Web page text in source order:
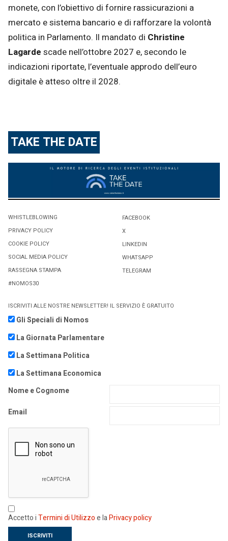
monete, con l’obiettivo di fornire rassicurazioni a
mercato e sistema bancario e di rafforzare la volontà
politica in Parlamento. Il mandato di Christine
Lagarde scade nell’ottobre 2027 e, secondo le
indicazioni riportate, l’eventuale approdo dell’euro
digitale è atteso oltre il 2028.
TAKE THE DATE
WHISTLEBLOWING
PRIVACY POLICY
COOKIE POLICY
SOCIAL MEDIA POLICY
RASSEGNA STAMPA
#NOMOS30
FACEBOOK
X
LINKEDIN
WHATSAPP
TELEGRAM
ISCRIVITI ALLE NOSTRE NEWSLETTER! IL SERVIZIO È GRATUITO
Gli Speciali di Nomos
La Giornata Parlamentare
La Settimana Politica
La Settimana Economica
Nome e Cognome
Email
Accetto iTermini di Utilizzoe laPrivacy policy